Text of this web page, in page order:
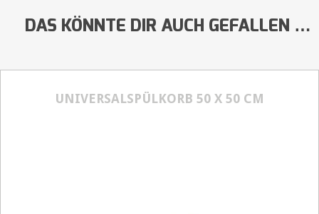
DAS KÖNNTE DIR AUCH GEFALLEN …
UNIVERSALSPÜLKORB 50 X 50 CM